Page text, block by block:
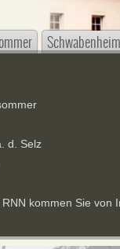
d. Selz
kommen Sie von